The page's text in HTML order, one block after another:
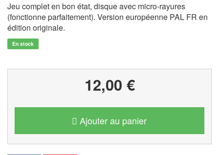
Jeu complet en bon état, disque avec micro-rayures
(fonctionne parfaitement). Version européenne PAL FR en
édition originale.
En stock
12,00 €
Ajouter au panier